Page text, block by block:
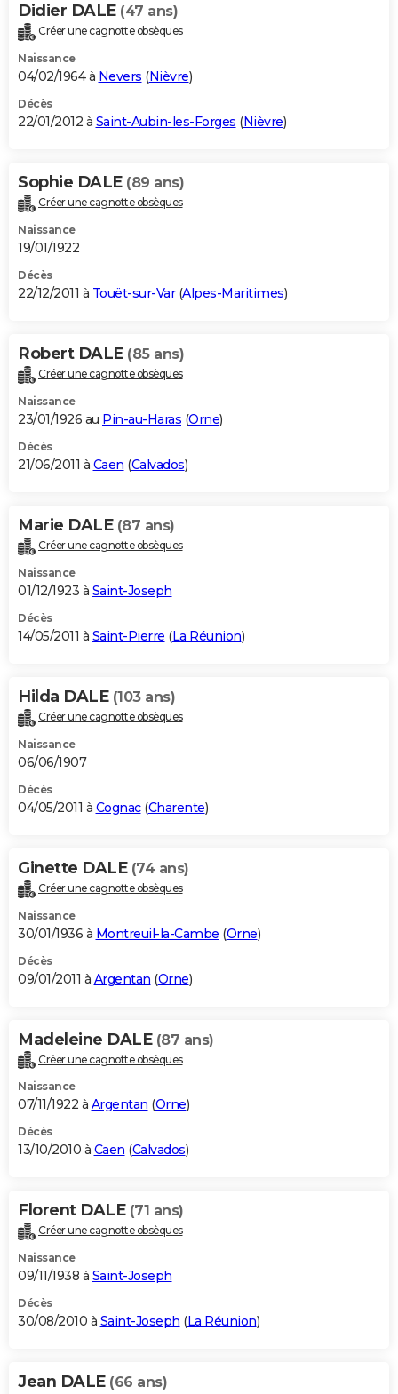
Didier DALE (47 ans)
Créer une cagnotte obsèques
Naissance
04/02/1964 à Nevers (Nièvre)
Décès
22/01/2012 à Saint-Aubin-les-Forges (Nièvre)
Sophie DALE (89 ans)
Créer une cagnotte obsèques
Naissance
19/01/1922
Décès
22/12/2011 à Touët-sur-Var(Alpes-Maritimes)
Robert DALE (85 ans)
Créer une cagnotte obsèques
Naissance
23/01/1926 au Pin-au-Haras (Orne)
Décès
21/06/2011 à Caen (Calvados)
Marie DALE (87 ans)
Créer une cagnotte obsèques
Naissance
01/12/1923 à Saint-Joseph
Décès
14/05/2011 à Saint-Pierre (La Réunion)
Hilda DALE (103 ans)
Créer une cagnotte obsèques
Naissance
06/06/1907
Décès
04/05/2011 à Cognac(Charente)
Ginette DALE (74 ans)
Créer une cagnotte obsèques
Naissance
30/01/1936 à Montreuil-la-Cambe (Orne)
Décès
09/01/2011 à Argentan (Orne)
Madeleine DALE (87 ans)
Créer une cagnotte obsèques
Naissance
07/11/1922 à Argentan (Orne)
Décès
13/10/2010 à Caen (Calvados)
Florent DALE (71 ans)
Créer une cagnotte obsèques
Naissance
09/11/1938 à Saint-Joseph
Décès
30/08/2010 à Saint-Joseph (La Réunion)
Jean DALE (66 ans)